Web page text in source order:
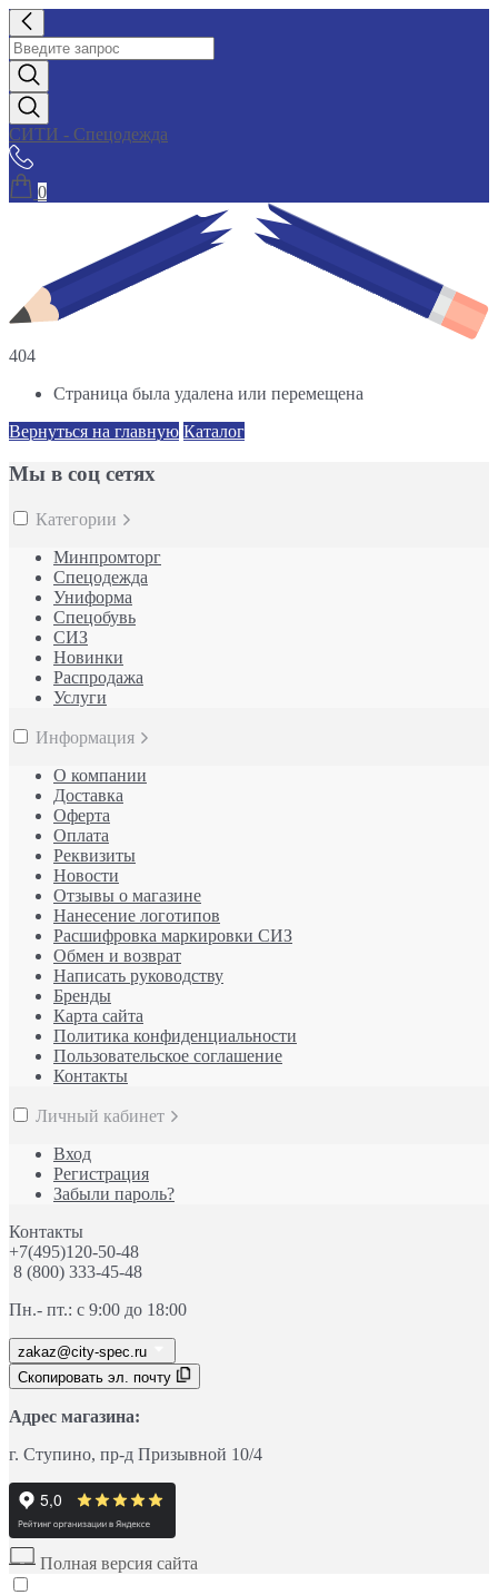
СИТИ - Спецодежда
0
404
Страница была удалена или перемещена
Вернуться на главную Каталог
Мы в соц сетях
Категории
Минпромторг
Спецодежда
Униформа
Спецобувь
СИЗ
Новинки
Распродажа
Услуги
Информация
О компании
Доставка
Оферта
Оплата
Реквизиты
Новости
Отзывы о магазине
Нанесение логотипов
Расшифровка маркировки СИЗ
Обмен и возврат
Написать руководству
Бренды
Карта сайта
Политика конфиденциальности
Пользовательское соглашение
Контакты
Личный кабинет
Вход
Регистрация
Забыли пароль?
Контакты
+7(495)120-50-48
8 (800) 333-45-48
Пн.- пт.: с 9:00 до 18:00
zakaz@city-spec.ru
Скопировать эл. почту
Адрес магазина:
г. Ступино, пр-д Призывной 10/4
Полная версия сайта